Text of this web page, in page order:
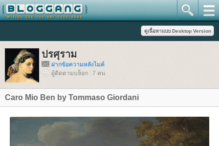
ปรศุราม
ฝากข้อความหลังไมค์
ผู้ติดตามบล็อก : 7 คน
Caro Mio Ben by Tommaso Giordani